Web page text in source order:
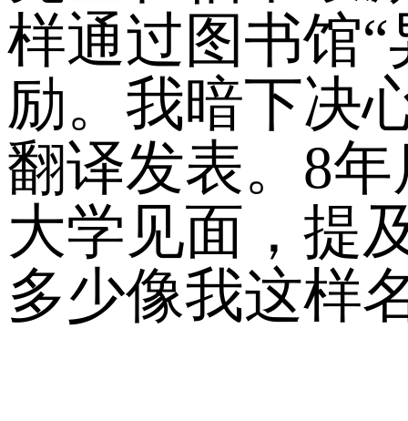
样通过图书馆
励。我暗下决
翻译发表。8
大学见面，提
多少像我这样